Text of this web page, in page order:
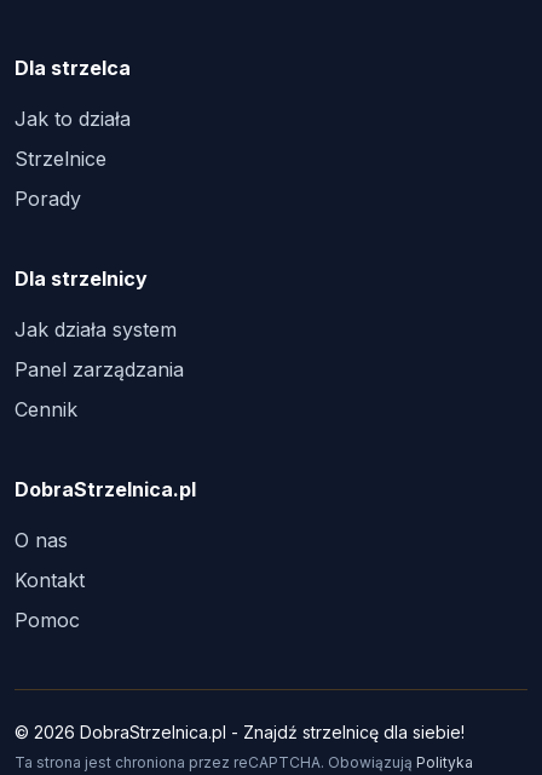
Dla strzelca
Jak to działa
Strzelnice
Porady
Dla strzelnicy
Jak działa system
Panel zarządzania
Cennik
DobraStrzelnica.pl
O nas
Kontakt
Pomoc
© 2026 DobraStrzelnica.pl - Znajdź strzelnicę dla siebie!
Ta strona jest chroniona przez reCAPTCHA. Obowiązują Polityka